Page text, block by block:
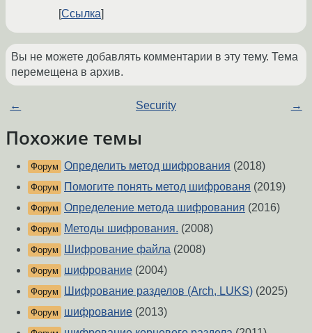
Ссылка
Вы не можете добавлять комментарии в эту тему. Тема
перемещена в архив.
← Security →
Похожие темы
Форум Определить метод шифрования (2018)
Форум Помогите понять метод шифрованя (2019)
Форум Определение метода шифрования (2016)
Форум Методы шифрования. (2008)
Форум Шифрование файла (2008)
Форум шифрование (2004)
Форум Шифрование разделов (Arch, LUKS) (2025)
Форум шифрование (2013)